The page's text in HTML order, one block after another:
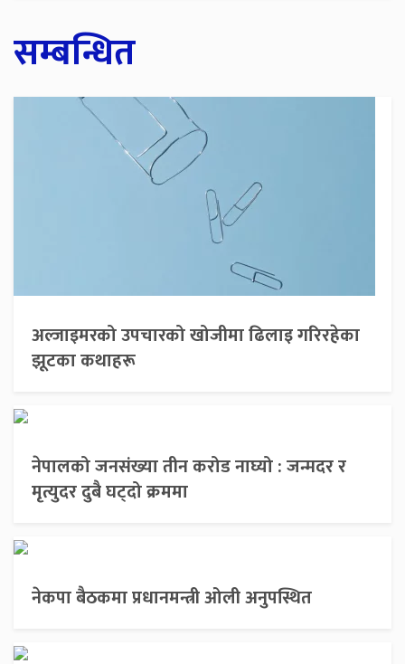
सम्बन्धित
अल्जाइमरको उपचारको खोजीमा ढिलाइ गरिरहेका
झूटका कथाहरू
नेपालको जनसंख्या तीन करोड नाघ्यो : जन्मदर र
मृत्युदर दुबै घट्दो क्रममा
नेकपा बैठकमा प्रधानमन्त्री ओली अनुपस्थित